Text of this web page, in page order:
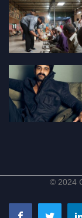
© 2024